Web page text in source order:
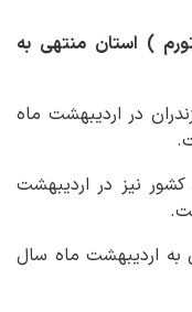
) استان منتهی به
در اردیبهشت ماه
نیز در اردیبهشت
به اردیبهشت ماه سال